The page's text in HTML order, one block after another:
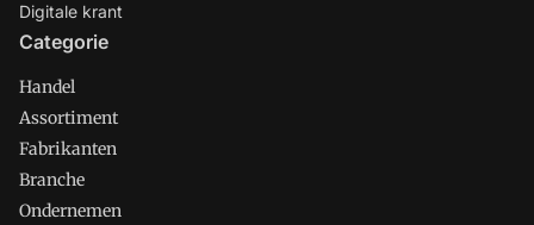
Digitale krant
Categorie
Handel
Assortiment
Fabrikanten
Branche
Ondernemen